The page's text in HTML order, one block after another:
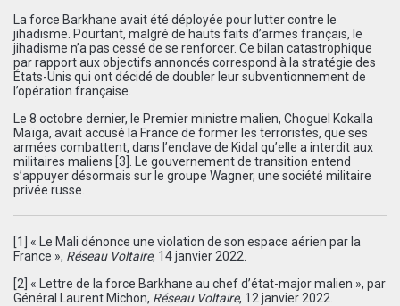
La force Barkhane avait été déployée pour lutter contre le
jihadisme. Pourtant, malgré de hauts faits d’armes français, le
jihadisme n’a pas cessé de se renforcer. Ce bilan catastrophique
par rapport aux objectifs annoncés correspond à la stratégie des
États-Unis qui ont décidé de doubler leur subventionnement de
l’opération française.
Le 8 octobre dernier, le Premier ministre malien, Choguel Kokalla
Maïga, avait accusé la France de former les terroristes, que ses
armées combattent, dans l’enclave de Kidal qu’elle a interdit aux
militaires maliens [3
. Le gouvernement de transition entend
s’appuyer désormais sur le groupe Wagner, une société militaire
privée russe.
[1 «
Le Mali dénonce une violation de son espace aérien par la
France », Réseau Voltaire, 14 janvier 2022.
[2 « Lettre de la force Barkhane au chef d’état-major malien », par
Général Laurent Michon, Réseau Voltaire, 12 janvier 2022.